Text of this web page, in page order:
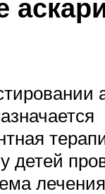
детей
лечения